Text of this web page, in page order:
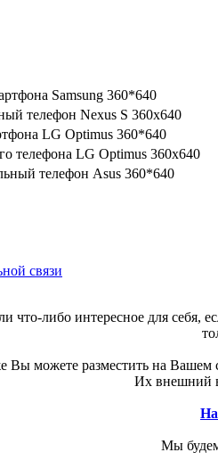
связи
либо интересное для себя,
Вы можете разместить на Вашем
Их внешний
Мы